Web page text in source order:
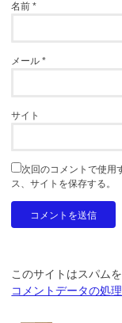
名前*
メール*
サイト
次回のコメントで使用
ス、サイトを保存する。
このサイトはスパム
コメントデータの処